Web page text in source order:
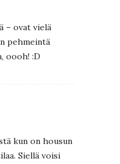
– ovat vielä
pehmeintä
oooh! :D
kun on housun
Siellä voisi